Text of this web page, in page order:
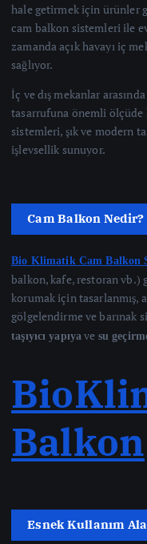
hale getirmek için ürünler
cam balkon sistemleri ile
zamanda açık havayı iç
sağlıyor.
İç ve dış mekanlar
tasarrufuna önemli ölçüde
sistemleri, şık ve modern
işlevsellik sunuyor.
Cam Balkon Nedir?
Bio Klimatik Cam Balkon
balkon, kafe, restoran vb.)
korumak için tasarlanmış,
gölgelendirme ve barınak
taşıyıcı yapıyave su
Balkon
Esnek Kullanım